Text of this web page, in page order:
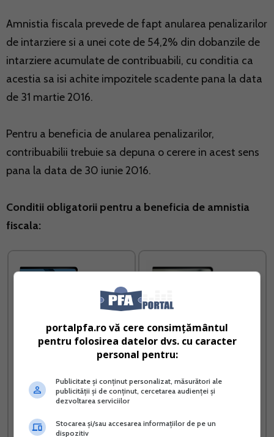
Amnistia fiscala prevede de fapt anularea penalizarilor
de intarziere si a unei cote de 54,2% din dobanzile de
intarziere acumulate de contribuabili, cu conditia ca
acestia sa isi achite impozitele scadente pana la data
de 31 martie 2016.
Pentru a beneficia de anularea penalizarilor,
contribuabilii trebuie sa depuna o cerere in acest sens
pana la data de 30 iunie 2016.
Conditii obligatorii pentru a beneficia de amnistia
fiscala:
Contabilitatea in partida
simpla
Vreau acest produs →
Registrul de Evidenta
Fiscala PFA
Vreau acest produs →
portalpfa.ro vă cere consimțământul
pentru folosirea datelor dvs. cu caracter
personal pentru:
Publicitate și conținut personalizat, măsurători ale
publicității și de conținut, cercetarea audienței și
dezvoltarea serviciilor
Stocarea și/sau accesarea informațiilor de pe un
dispozitiv